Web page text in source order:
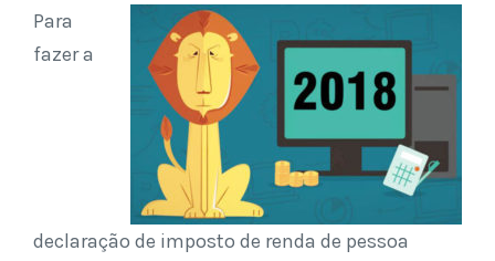
Para
fazer a
declaração de imposto de renda de pessoa